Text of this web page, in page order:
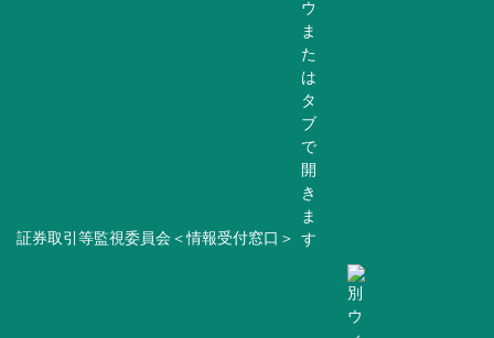
証券取引等監視委員会＜情報受付窓口＞